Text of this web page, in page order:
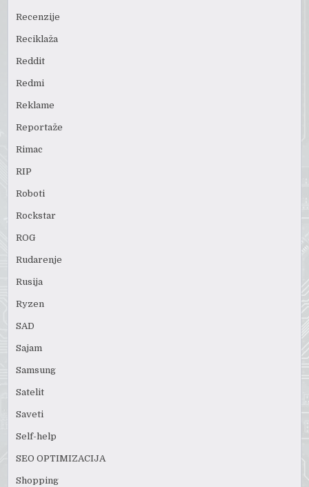
Recenzije
Reciklaža
Reddit
Redmi
Reklame
Reportaže
Rimac
RIP
Roboti
Rockstar
ROG
Rudarenje
Rusija
Ryzen
SAD
Sajam
Samsung
Satelit
Saveti
Self-help
SEO OPTIMIZACIJA
Shopping